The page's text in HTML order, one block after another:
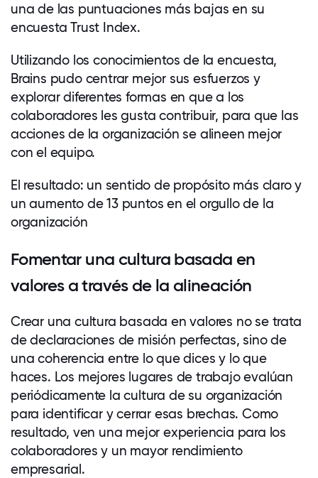
una de las puntuaciones más bajas en su
encuesta Trust Index.
Utilizando los conocimientos de la encuesta,
Brains pudo centrar mejor sus esfuerzos y
explorar diferentes formas en que a los
colaboradores les gusta contribuir, para que las
acciones de la organización se alineen mejor
con el equipo.
El resultado: un sentido de propósito más claro y
un aumento de 13 puntos en el orgullo de la
organización
Fomentar una cultura basada en
valores a través de la alineación
Crear una cultura basada en valores no se trata
de declaraciones de misión perfectas, sino de
una coherencia entre lo que dices y lo que
haces. Los mejores lugares de trabajo evalúan
periódicamente la cultura de su organización
para identificar y cerrar esas brechas. Como
resultado, ven una mejor experiencia para los
colaboradores y un mayor rendimiento
empresarial.